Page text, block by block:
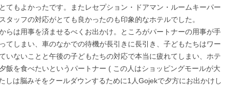
てもよかったです。またレセプション・ドアマン・ルームキーパー
タッフの対応がとても良かったのも印象的なホテルでした。
らは用事を済ませるべくお出かけ。ところがパートナーの用事が手
てしまい、車のなかでの待機が長引きに長引き、子どもたちはワー
いないことと午後の子どもたちの対応で本当に疲れてしまい、ホテ
飯を食べたいというパートナー ( この人はショッピングモールが大
しは脳みそをクールダウンするために1人Gojekで夕方にお出かけし